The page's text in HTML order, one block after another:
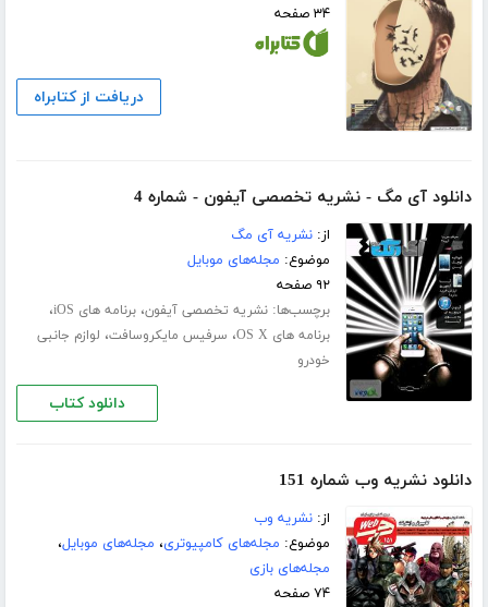
۳۴ صفحه
دریافت از کتابراه
دانلود آی مگ - نشریه تخصصی آیفون - شماره 4
از:نشریه آی مگ
موضوع: مجله‌های موبایل
۹۲ صفحه
برچسب‌ها:نشریه تخصصی آیفون،برنامه های iOS ،
برنامه های OS X ، سرفیس مایکروسافت، لوازم جانبی
خودرو
دانلود کتاب
دانلود نشریه وب شماره 151
از:نشریه وب
موضوع: مجله‌های کامپیوتری، مجله‌های موبایل،
مجله‌های بازی
۷۴ صفحه